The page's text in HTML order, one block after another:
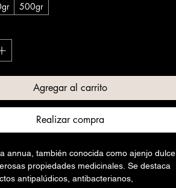
500gr
Agregar al carrito
Realizar compra
annua, también conocida como ajenjo dulce,
propiedades medicinales. Se destaca
antipalúdicos, antibacterianos,